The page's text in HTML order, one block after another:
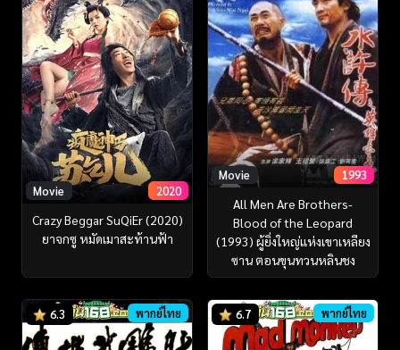
Movie 2020
Crazy Beggar SuQiEr (2020)
ยาจกซู หมัดเมาสะท้านฟ้า
Movie 1993
All Men Are Brothers-
Blood of the Leopard
(1993) ผู้ยิ่งใหญ่แห่งเขาเหลียง
ซาน ตอนขุนทวนหลินชง
6.3 พากย์ไทย 6.7 พากย์ไทย